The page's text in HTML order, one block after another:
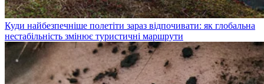
Куди найбезпечніше полетіти зараз відпочивати: як глобальна
нестабільність змінює туристичні маршрути